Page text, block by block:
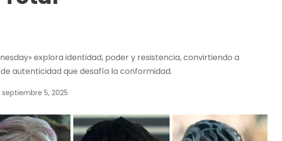
explora identidad, poder y resistencia, convirtiendo a
autenticidad que desafía la conformidad.
septiembre 5, 2025